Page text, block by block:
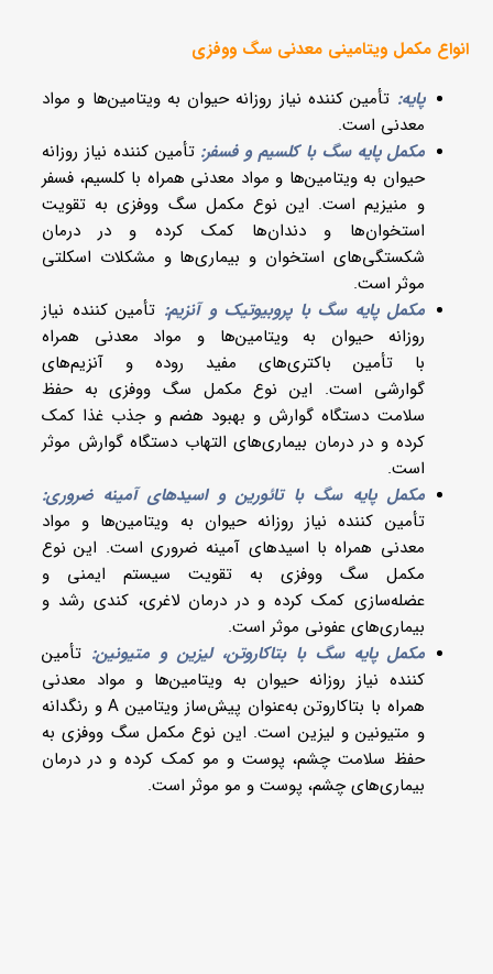
انواع مکمل ویتامینی معدنی سگ ووفزی
پایه: تأمین کننده نیاز روزانه حیوان به ویتامین‌ها و مواد
معدنی است.
مکمل پایه سگ با کلسیم و فسفر: تأمین کننده نیاز روزانه
حیوان به ویتامین‌ها و مواد معدنی همراه با کلسیم، فسفر
و منیزیم است. این نوع مکمل سگ ووفزی به تقویت
استخوان‌ها و دندان‌ها کمک کرده و در درمان
شکستگی‌های استخوان و بیماری‌ها و مشکلات اسکلتی
موثر است.
مکمل پایه سگ با پروبیوتیک و آنزیم: تأمین کننده نیاز
روزانه حیوان به ویتامین‌ها و مواد معدنی همراه
با تأمین باکتری‌های مفید روده و آنزیم‌های
گوارشی است. این نوع مکمل سگ ووفزی به حفظ
سلامت دستگاه گوارش و بهبود هضم و جذب غذا کمک
کرده و در درمان بیماری‌های التهاب دستگاه گوارش موثر
است.
مکمل پایه سگ با تائورین و اسیدهای آمینه ضروری:
تأمین کننده نیاز روزانه حیوان به ویتامین‌ها و مواد
معدنی همراه با اسیدهای آمینه ضروری است. این نوع
مکمل سگ ووفزی به تقویت سیستم ایمنی و
عضله‌سازی کمک کرده و در درمان لاغری، کندی رشد و
بیماری‌های عفونی موثر است.
مکمل پایه سگ با بتاکاروتن، لیزین و متیونین: تأمین
کننده نیاز روزانه حیوان به ویتامین‌ها و مواد معدنی
همراه با بتاکاروتن به‌عنوان پیش‌ساز ویتامین A و رنگدانه
و متیونین و لیزین است. این نوع مکمل سگ ووفزی به
حفظ سلامت چشم، پوست و مو کمک کرده و در درمان
بیماری‌های چشم، پوست و مو موثر است.